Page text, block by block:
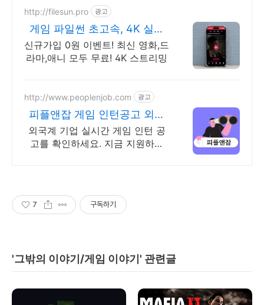
http://filesun.pro 광고
게임 파일썬 초고속, 4K 실시
간 보기!
신규가입 0원 이벤트! 최신 영화,드
라마,애니 모두 무료! 4K 스트리밍
http://www.peoplenjob.com 광고
피플앤잡 게임 인턴공고 외국
계기업 취업은 피플앤잡
외국계 기업 실시간 게임 인턴 공
고를 확인하세요. 지금 지원하면
7 구독하기
'그밖의 이야기/게임 이야기' 관련글